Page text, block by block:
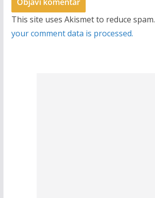
This site uses Akismet to reduce spam.
your comment data is processed.